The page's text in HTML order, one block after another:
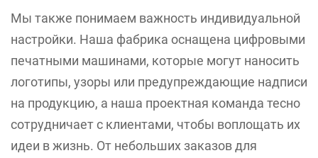
Мы также понимаем важность индивидуальной
настройки. Наша фабрика оснащена цифровыми
печатными машинами, которые могут наносить
логотипы, узоры или предупреждающие надписи
на продукцию, а наша проектная команда тесно
сотрудничает с клиентами, чтобы воплощать их
идеи в жизнь. От небольших заказов для